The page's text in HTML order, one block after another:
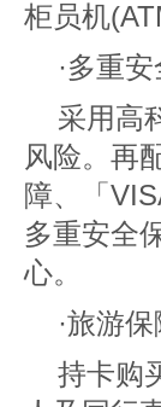
柜员机
·多重
采用高
风险。再
障、「
多重安全
心。
·旅游保
持卡购